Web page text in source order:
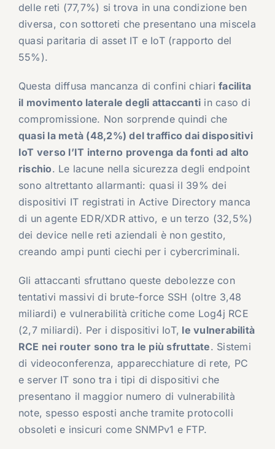
delle reti (77,7%) si trova in una condizione ben
diversa, con sottoreti che presentano una miscela
quasi paritaria di asset IT e IoT (rapporto del
55%).
Questa diffusa mancanza di confini chiarifacilita
il movimento laterale degli attaccanti in caso di
compromissione. Non sorprende quindi che
quasi la metà (48,2%) del traffico dai dispositivi
IoT verso l’IT interno provenga da fonti ad alto
rischio. Le lacune nella sicurezza degli endpoint
sono altrettanto allarmanti: quasi il 39% dei
dispositivi IT registrati in Active Directory manca
di un agente EDR/XDR attivo, e un terzo (32,5%)
dei device nelle reti aziendali è non gestito,
creando ampi punti ciechi per i cybercriminali.
Gli attaccanti sfruttano queste debolezze con
tentativi massivi di brute-force SSH (oltre 3,48
miliardi) e vulnerabilità critiche come Log4j RCE
(2,7 miliardi). Per i dispositivi IoT, le vulnerabilità
RCE nei router sono tra le più sfruttate. Sistemi
di videoconferenza, apparecchiature di rete, PC
e server IT sono tra i tipi di dispositivi che
presentano il maggior numero di vulnerabilità
note, spesso esposti anche tramite protocolli
obsoleti e insicuri come SNMPv1 e FTP.